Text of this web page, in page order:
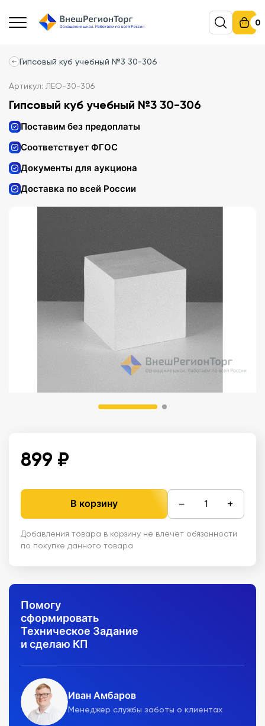
0
Гипсовый куб учебный №3 30-306
Артикул: ЛЕО-30-306
Гипсовый куб учебный №3 30-306
Поставим без предоплаты
Соответствует ФГОС
Документы для аукциона
Доставка по всей России
899 ₽
В корзину − +
Добавления товара в корзину не влечет обязанности
по покупке данного товара
Помогу
сформировать
Техническое Задание
и сделаю КП
Иван Амбаров
Менеджер службы заботы о клиентах